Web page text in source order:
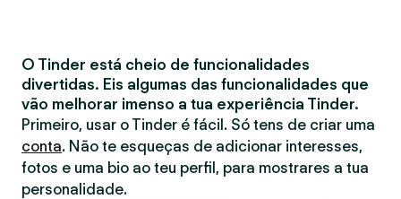
O Tinder está cheio de funcionalidades
divertidas. Eis algumas das funcionalidades que
vão melhorar imenso a tua experiência Tinder.
Primeiro, usar o Tinder é fácil. Só tens de criar uma
conta. Não te esqueças de adicionar interesses,
fotos e uma bio ao teu perfil, para mostrares a tua
personalidade.